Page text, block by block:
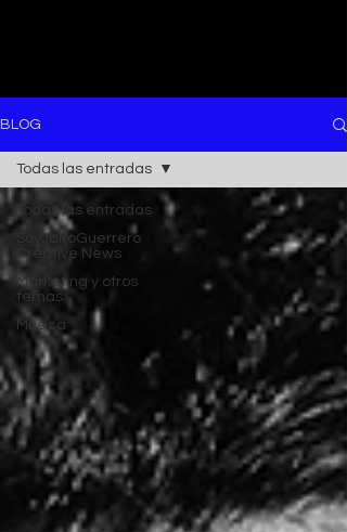
BLOG
Todas las entradas
SoyJairoGuerrero
Creative News
Marketing y otros
temas
Música
Todas las entradas